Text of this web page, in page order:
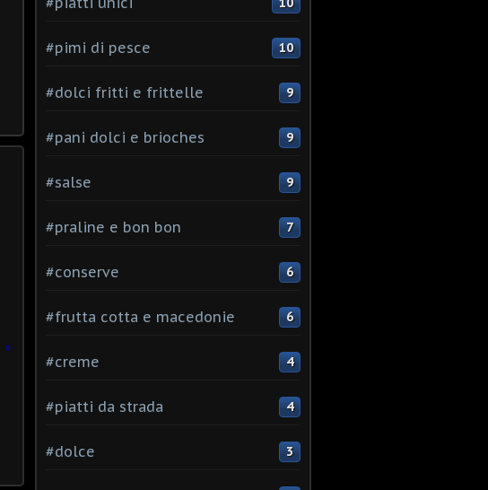
#pimi di pesce 10
#dolci fritti e frittelle 9
#pani dolci e brioches 9
#salse 9
#praline e bon bon 7
#conserve 6
#frutta cotta e macedonie 6
#creme 4
#piatti da strada 4
#dolce 3